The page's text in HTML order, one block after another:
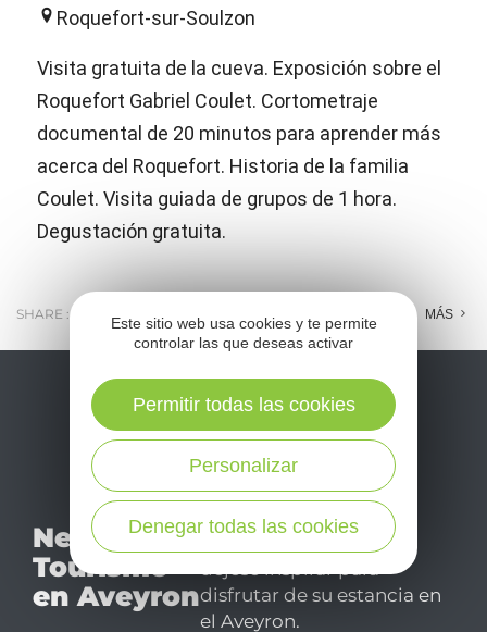
Roquefort-sur-Soulzon
Visita gratuita de la cueva. Exposición sobre el
Roquefort Gabriel Coulet. Cortometraje
documental de 20 minutos para aprender más
acerca del Roquefort. Historia de la familia
Coulet. Visita guiada de grupos de 1 hora.
Degustación gratuita.
SHARE : MÁS
Newsletter
Tourismo
en Aveyron
No se pierda nuestro
mensual newsletter y
déjese inspirar para
disfrutar de su estancia en
el Aveyron.
Este sitio web usa cookies y te permite
controlar las que deseas activar
Denegar todas las cookies
Personalizar
Permitir todas las cookies